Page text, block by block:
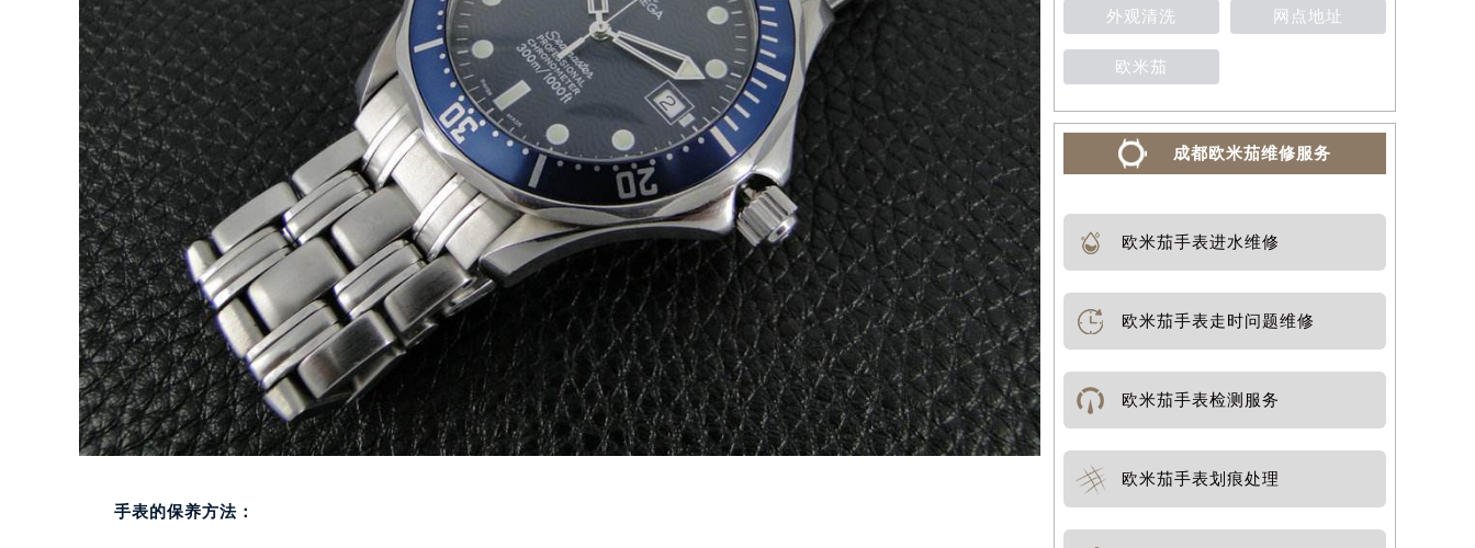
手表的保养方法：
外观清洗 网点地址
欧米茄
成都欧米茄维修服务
欧米茄手表进水维修
欧米茄手表走时问题维修
欧米茄手表检测服务
欧米茄手表划痕处理